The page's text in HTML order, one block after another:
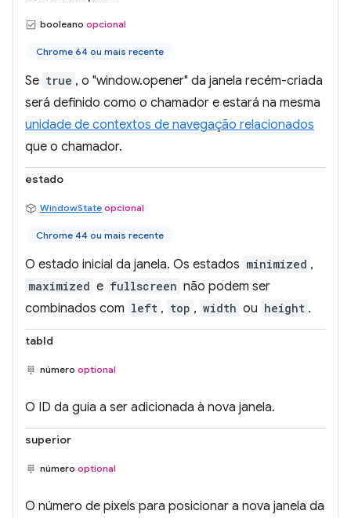
booleano opcional
Chrome 64 ou mais recente
Se true , o "window.opener" da janela recém-criada
será definido como o chamador e estará na mesma
unidade de contextos de navegação relacionados
que o chamador.
estado
WindowState opcional
Chrome 44 ou mais recente
O estado inicial da janela. Os estados minimized ,
maximized e fullscreen não podem ser
combinados com left , top , width ou height .
tabId
número optional
O ID da guia a ser adicionada à nova janela.
superior
número optional
O número de pixels para posicionar a nova janela da